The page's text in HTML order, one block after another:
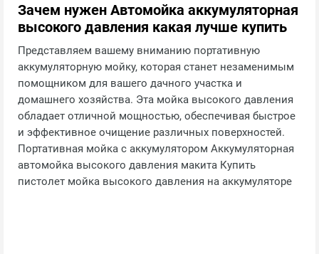
Зачем нужен Автомойка аккумуляторная
высокого давления какая лучше купить
Представляем вашему вниманию портативную
аккумуляторную мойку, которая станет незаменимым
помощником для вашего дачного участка и
домашнего хозяйства. Эта мойка высокого давления
обладает отличной мощностью, обеспечивая быстрое
и эффективное очищение различных поверхностей.
Портативная мойка с аккумулятором Аккумуляторная
автомойка высокого давления макита Купить
пистолет мойка высокого давления на аккумуляторе